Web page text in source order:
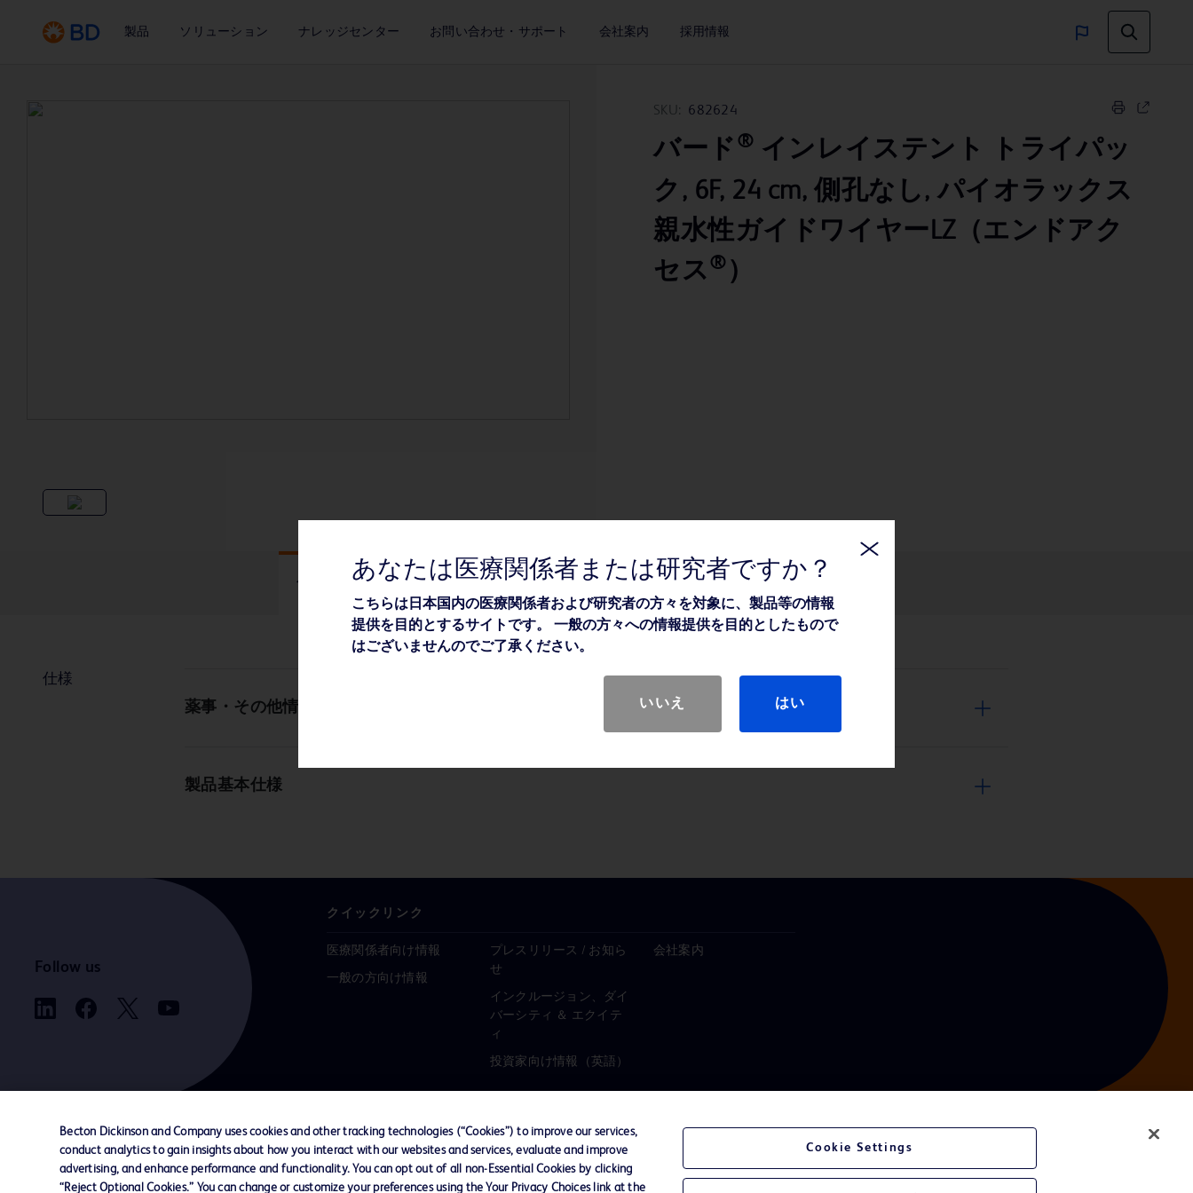
製品 ソリューション ナレッジセンター お問い合わせ・サポート 会社案内 採用情報
SKU: 682624
バード ® インレイステント トライパッ
ク, 6F, 24 cm, 側孔なし, パイオラックス
親水性ガイドワイヤーLZ（エンドアク
セス ® ）
仕様
仕様
薬事・その他情報
製品基本仕様
Follow us
クイックリンク
医療関係者向け情報
一般の方向け情報
プレスリリース / お知ら
せ
インクルージョン、ダイ
バーシティ ＆ エクイテ
ィ
投資家向け情報（英語）
会社案内
お問い合わせ Cookie Preferences プライバシーポリシー ご利用規約
あなたは医療関係者または研究者ですか？
こちらは日本国内の医療関係者および研究者の方々を対象に、製品等の情報
提供を目的とするサイトです。 一般の方々への情報提供を目的としたもので
はございませんのでご了承ください。
いいえ はい
Becton Dickinson and Company uses cookies and other tracking technologies (“Cookies”) to improve our services,
conduct analytics to gain insights about how you interact with our websites and services, evaluate and improve
advertising, and enhance performance and functionality. You can opt out of all non-Essential Cookies by clicking
“Reject Optional Cookies.” You can change or customize your preferences using the Your Privacy Choices link at the
Cookie Settings